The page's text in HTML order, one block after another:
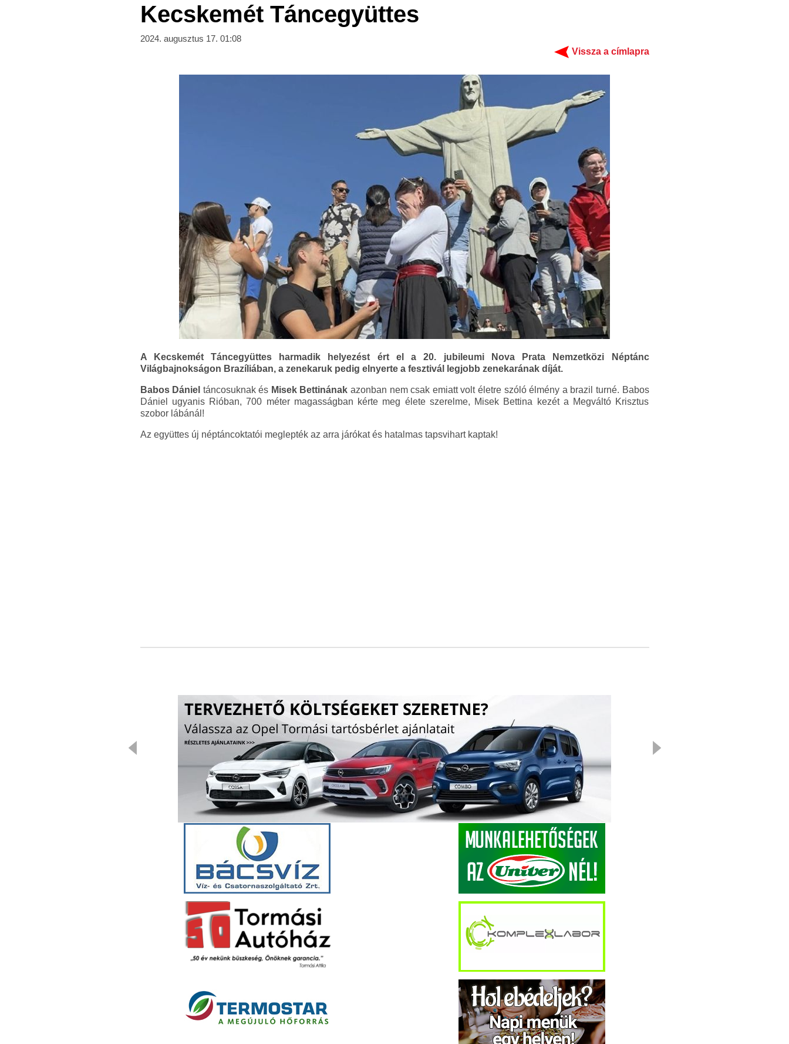
Kecskemét Táncegyüttes
2024. augusztus 17. 01:08
Vissza a címlapra
A Kecskemét Táncegyüttes harmadik helyezést ért el a 20. jubileumi Nova Prata Nemzetközi Néptánc
Világbajnokságon Brazíliában, a zenekaruk pedig elnyerte a fesztivál legjobb zenekarának díját.
Babos Dániel táncosuknak és Misek Bettinának azonban nem csak emiatt volt életre szóló élmény a brazil turné. Babos
Dániel ugyanis Rióban, 700 méter magasságban kérte meg élete szerelme, Misek Bettina kezét a Megváltó Krisztus
szobor lábánál!
Az együttes új néptáncoktatói meglepték az arra járókat és hatalmas tapsvihart kaptak!